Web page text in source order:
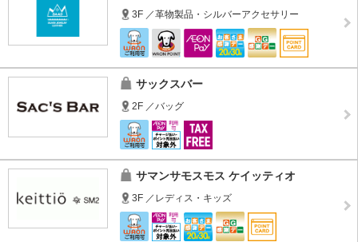
3F ／革物製品・シルバーアクセサリー
サックスバー
2F ／バッグ
サマンサモスモス ケイッティオ
3F ／レディス・キッズ